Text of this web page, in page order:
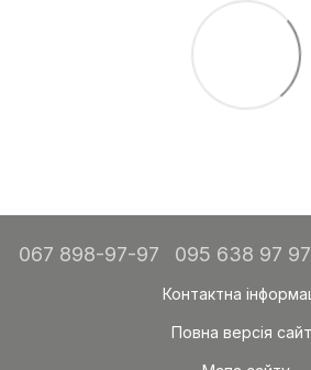
067 898-97-97 095 638 97 97
Контактна
Повна версія